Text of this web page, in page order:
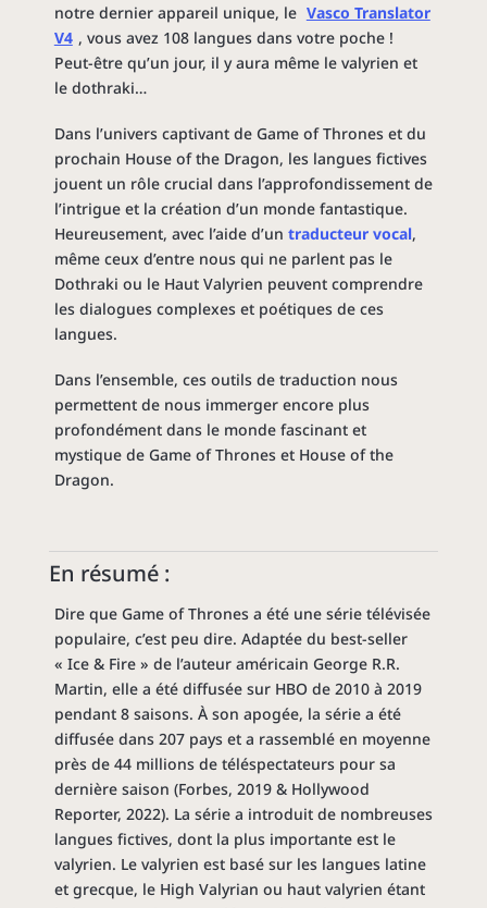
notre dernier appareil unique, le Vasco Translator
V4 , vous avez 108 langues dans votre poche !
Peut-être qu’un jour, il y aura même le valyrien et
le dothraki…
Dans l’univers captivant de Game of Thrones et du
prochain House of the Dragon, les langues fictives
jouent un rôle crucial dans l’approfondissement de
l’intrigue et la création d’un monde fantastique.
Heureusement, avec l’aide d’un traducteur vocal,
même ceux d’entre nous qui ne parlent pas le
Dothraki ou le Haut Valyrien peuvent comprendre
les dialogues complexes et poétiques de ces
langues.
Dans l’ensemble, ces outils de traduction nous
permettent de nous immerger encore plus
profondément dans le monde fascinant et
mystique de Game of Thrones et House of the
Dragon.
En résumé :
Dire que Game of Thrones a été une série télévisée
populaire, c’est peu dire. Adaptée du best-seller
« Ice & Fire » de l’auteur américain George R.R.
Martin, elle a été diffusée sur HBO de 2010 à 2019
pendant 8 saisons. À son apogée, la série a été
diffusée dans 207 pays et a rassemblé en moyenne
près de 44 millions de téléspectateurs pour sa
dernière saison (Forbes, 2019 & Hollywood
Reporter, 2022). La série a introduit de nombreuses
langues fictives, dont la plus importante est le
valyrien. Le valyrien est basé sur les langues latine
et grecque, le High Valyrian ou haut valyrien étant